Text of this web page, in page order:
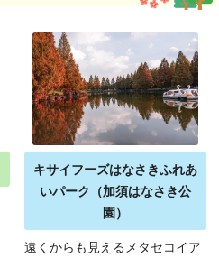
キサイフーズはなさきふれあ
いパーク（加須はなさき公
園）
遠くからも見えるメタセコイア